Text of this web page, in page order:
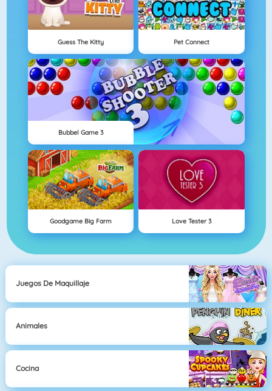
Guess The Kitty Pet Connect
Bubbel Game 3
Goodgame Big Farm Love Tester 3
Juegos De Maquillaje
Animales
Cocina